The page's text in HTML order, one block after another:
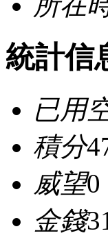
統計信
已用
積分
威望0
金錢